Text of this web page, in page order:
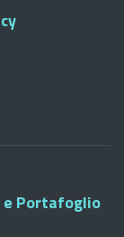
e Portafoglio